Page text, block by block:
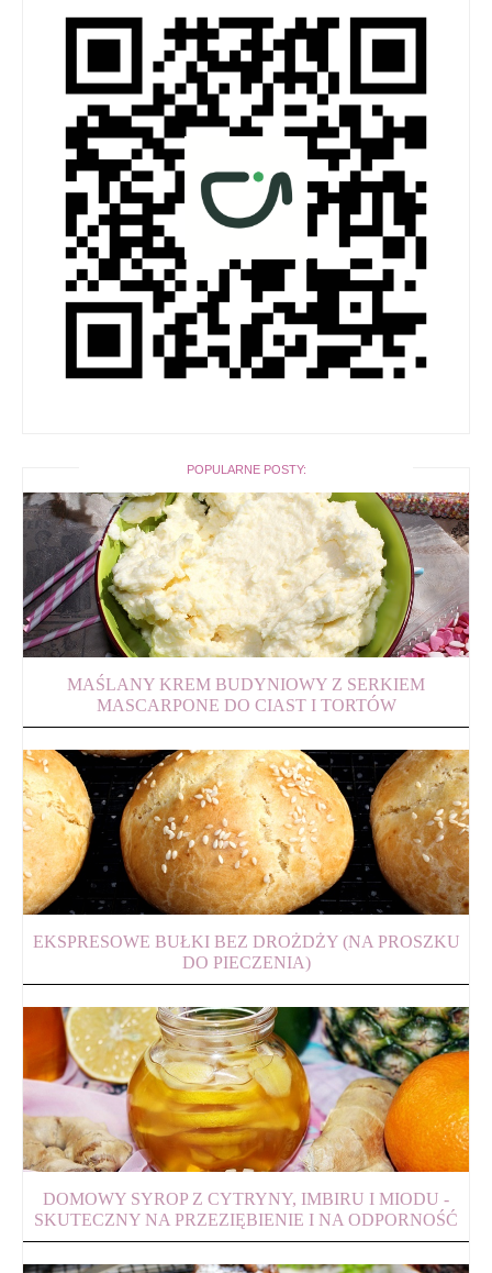
POPULARNE POSTY:
MAŚLANY KREM BUDYNIOWY Z SERKIEM
MASCARPONE DO CIAST I TORTÓW
EKSPRESOWE BUŁKI BEZ DROŻDŻY (NA PROSZKU
DO PIECZENIA)
DOMOWY SYROP Z CYTRYNY, IMBIRU I MIODU -
SKUTECZNY NA PRZEZIĘBIENIE I NA ODPORNOŚĆ